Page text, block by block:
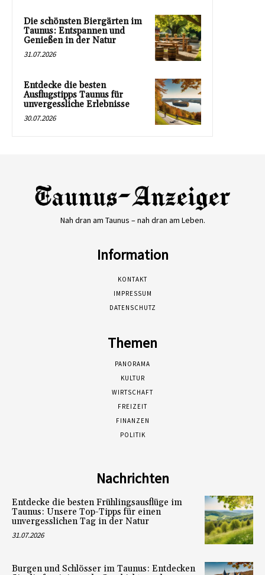
Die schönsten Biergärten im
Taunus: Entspannen und
Genießen in der Natur
31.07.2026
Entdecke die besten
Ausflugstipps Taunus für
unvergessliche Erlebnisse
30.07.2026
Nah dran am Taunus – nah dran am Leben.
Information
KONTAKT
IMPRESSUM
DATENSCHUTZ
Themen
PANORAMA
KULTUR
WIRTSCHAFT
FREIZEIT
FINANZEN
POLITIK
Nachrichten
Entdecke die besten Frühlingsausflüge im
Taunus: Unsere Top-Tipps für einen
unvergesslichen Tag in der Natur
31.07.2026
Burgen und Schlösser im Taunus: Entdecken